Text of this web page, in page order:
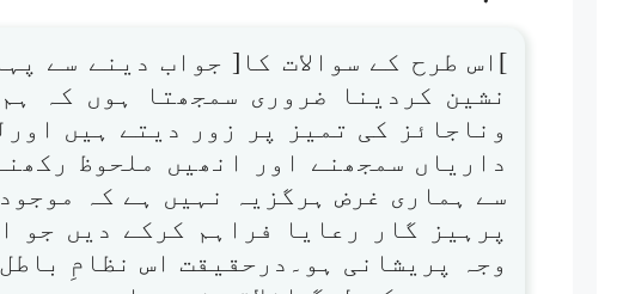
]اس طرح کے سوالات کا[ جواب دینے سے
نشین کردینا ضروری سمجھتا ہوں کہ
وناجائز کی تمیز پر زور دیتے ہیں
داریاں سمجھنے اور انھیں ملحوظ
سے ہماری غرض ہرگزیہ نہیں ہے کہ
پرہیز گار رعایا فراہم کرکے دیں جو
وجہ پریشانی ہو۔درحقیقت اس نظامِ